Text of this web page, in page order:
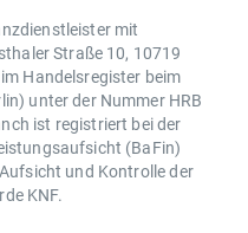
mit
Straße 10, 10719
Handelsregister beim
unter der Nummer HRB
ist registriert bei der
(BaFin)
und Kontrolle der
KNF.